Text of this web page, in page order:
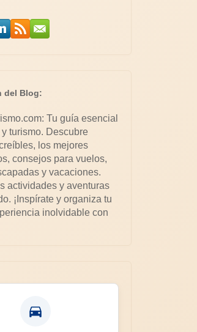
del Blog:
Tu guía esencial
turismo. Descubre
los mejores
consejos para vuelos,
y vacaciones.
actividades y aventuras
¡Inspírate y organiza tu
inolvidable con